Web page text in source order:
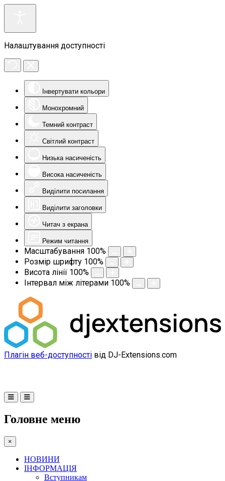
Налаштування доступності
Інвертувати кольори
Монохромний
Темний контраст
Світлий контраст
Низька насиченість
Висока насиченість
Виділити посилання
Виділити заголовки
Читач з екрана
Режим читання
Масштабування 100%
Розмір шрифту 100%
Висота лінії 100%
Інтервал між літерами 100%
Плагін веб-доступності від DJ-Extensions.com
Головне меню
×
НОВИНИ
ІНФОРМАЦІЯ
Вступникам